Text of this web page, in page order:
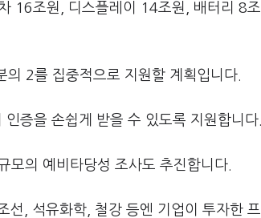
16조원, 디스플레이 14조원, 배터리 8조
2를 집중적으로 지원할 계획입니다.
증을 손쉽게 받을 수 있도록 지원합니다.
의 예비타당성 조사도 추진합니다.
, 석유화학, 철강 등엔 기업이 투자한 프